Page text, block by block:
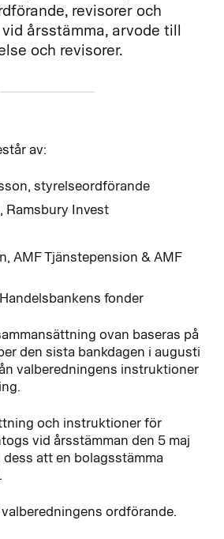
revisorer och
årsstämma, arvode till
och revisorer.
av:
styrelseordförande
Ramsbury Invest
AMF Tjänstepension & AMF
fonder
ovan baseras på
den sista bankdagen i augusti
valberedningens instruktioner
och instruktioner för
vid årsstämman den 5 maj
att en bolagsstämma
ordförande.